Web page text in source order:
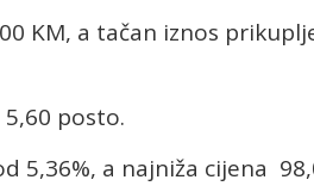
KM, a tačan iznos
posto.
5,36%, a najniža cijena